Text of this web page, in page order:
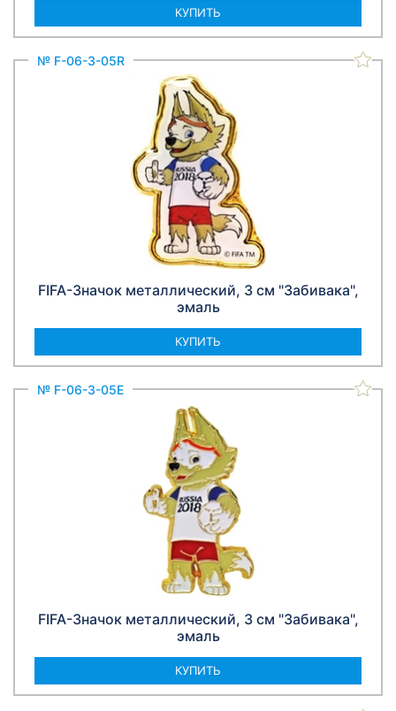
КУПИТЬ
№ F-06-3-05R
FIFA-Значок металлический, 3 см "Забивака",
эмаль
КУПИТЬ
№ F-06-3-05E
FIFA-Значок металлический, 3 см "Забивака",
эмаль
КУПИТЬ